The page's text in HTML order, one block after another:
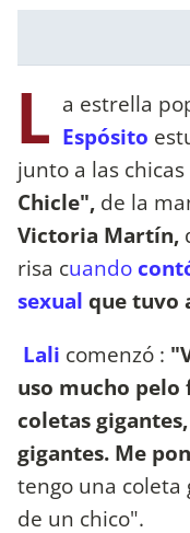
L a estrella
Espósito
junto a las
Chicle", de la
Victoria Martín,
risa cuando
sexual que tuvo
Lali comenzó :
uso mucho pelo
coletas
gigantes. Me
tengo una coleta
de un chico".